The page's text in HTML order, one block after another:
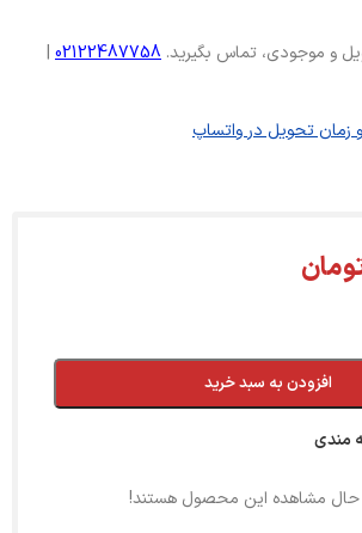
و موجودی، تماس بگیرید. 02122487758
|
زمان تحویل در واتساپ
افزودن به سبد خرید
مندی
حال مشاهده این محصول هستند!